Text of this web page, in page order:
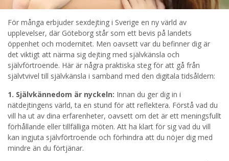
För många erbjuder sexdejting i Sverige en ny värld av
upplevelser, där Göteborg står som ett bevis på landets
öppenhet och modernitet. Men oavsett var du befinner dig är
det viktigt att närma sig dejting med självkänsla och
självförtroende. Här är några praktiska steg för att gå från
självtvivel till självkänsla i samband med den digitala tidsåldern:
1. Självkännedom är nyckeln: Innan du ger dig in i
nätdejtingens värld, ta en stund för att reflektera. Förstå vad du
vill ha ut av dina erfarenheter, oavsett om det är ett meningsfullt
förhållande eller tillfälliga möten. Att ha klart för sig vad du vill
kan ingjuta självförtroende och förhindra att du nöjer dig med
mindre än du förtjänar.